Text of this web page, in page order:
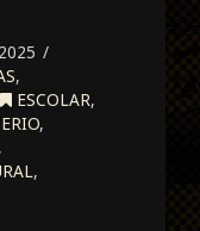
,
ESCOLAR,
,
,
,